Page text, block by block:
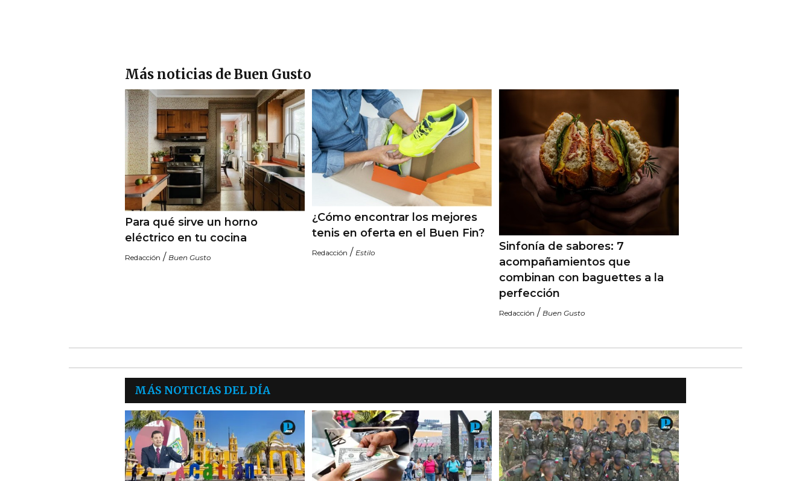
Más noticias de Buen Gusto
Para qué sirve un horno
eléctrico en tu cocina
Redacción / Buen Gusto
¿Cómo encontrar los mejores
tenis en oferta en el Buen Fin?
Redacción / Estilo
Sinfonía de sabores: 7
acompañamientos que
combinan con baguettes a la
perfección
Redacción / Buen Gusto
MÁS NOTICIAS DEL DÍA